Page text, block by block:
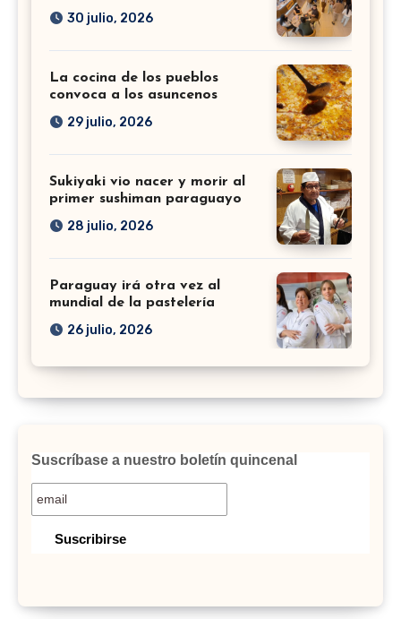
30 julio, 2026
La cocina de los pueblos
convoca a los asuncenos
29 julio, 2026
Sukiyaki vio nacer y morir al
primer sushiman paraguayo
28 julio, 2026
Paraguay irá otra vez al
mundial de la pastelería
26 julio, 2026
Suscríbase a nuestro boletín quincenal